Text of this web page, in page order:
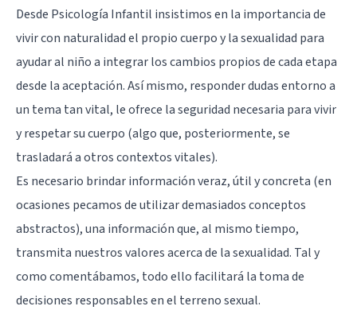
Desde Psicología Infantil insistimos en la importancia de
vivir con naturalidad el propio cuerpo y la sexualidad para
ayudar al niño a integrar los cambios propios de cada etapa
desde la aceptación. Así mismo, responder dudas entorno a
un tema tan vital, le ofrece la seguridad necesaria para vivir
y respetar su cuerpo (algo que, posteriormente, se
trasladará a otros contextos vitales).
Es necesario brindar información veraz, útil y concreta (en
ocasiones pecamos de utilizar demasiados conceptos
abstractos), una información que, al mismo tiempo,
transmita nuestros valores acerca de la sexualidad. Tal y
como comentábamos, todo ello facilitará la toma de
decisiones responsables en el terreno sexual.